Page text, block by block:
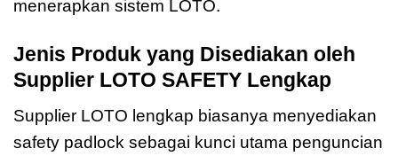
menerapkan sistem LOTO.
Jenis Produk yang Disediakan oleh
Supplier LOTO SAFETY Lengkap
Supplier LOTO lengkap biasanya menyediakan
safety padlock sebagai kunci utama penguncian